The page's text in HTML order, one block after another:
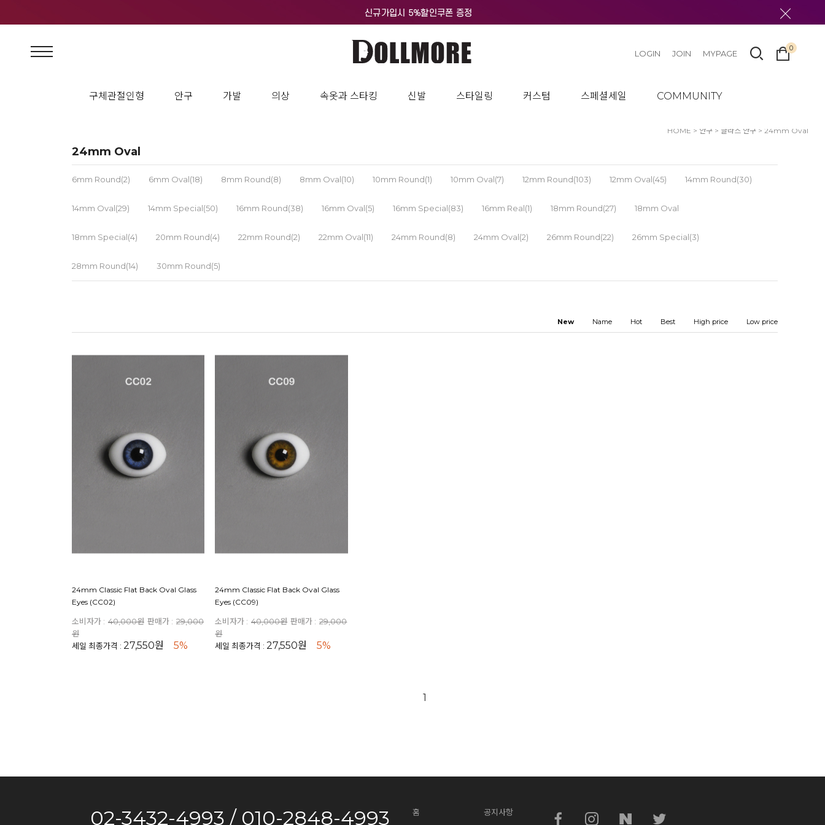
구체관절인형 안구 가발 의상 속옷과 스타킹 신발 스타일링 커스텀 스페셜세일 COMMUNITY
LOGIN JOIN MYPAGE
0
HOME > 안구 > 글라스 안구 > 24mm Oval
24mm Oval
6mm Round(2) 6mm Oval(18) 8mm Round(8) 8mm Oval(10) 10mm Round(1) 10mm Oval(7) 12mm Round(103) 12mm Oval(45) 14mm Round(30)
14mm Oval(29) 14mm Special(50) 16mm Round(38) 16mm Oval(5) 16mm Special(83) 16mm Real(1) 18mm Round(27) 18mm Oval
18mm Special(4) 20mm Round(4) 22mm Round(2) 22mm Oval(11) 24mm Round(8) 24mm Oval(2) 26mm Round(22) 26mm Special(3)
28mm Round(14) 30mm Round(5)
New Name Hot Best High price Low price
24mm Classic Flat Back Oval Glass
Eyes (CC02)
소비자가 : 40,000원 판매가 : 29,000
원
세일 최종가격 : 27,550원 5%
24mm Classic Flat Back Oval Glass
Eyes (CC09)
소비자가 : 40,000원 판매가 : 29,000
원
세일 최종가격 :27,550원 5%
1
02-3432-4993 / 010-2848-4993 홈 공지사항